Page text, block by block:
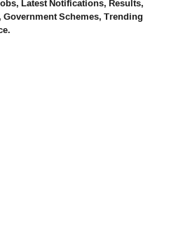
Schemes, Trending